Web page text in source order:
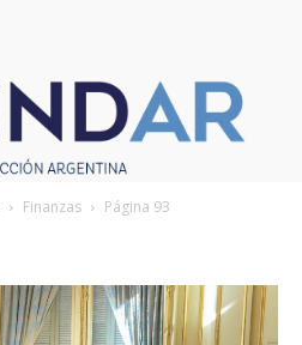
Finanzas Página 93